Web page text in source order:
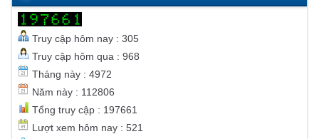
Truy cập hôm nay : 305
Truy cập hôm qua : 968
Tháng này : 4972
Năm này : 112806
Tổng truy cập : 197661
Lượt xem hôm nay : 521